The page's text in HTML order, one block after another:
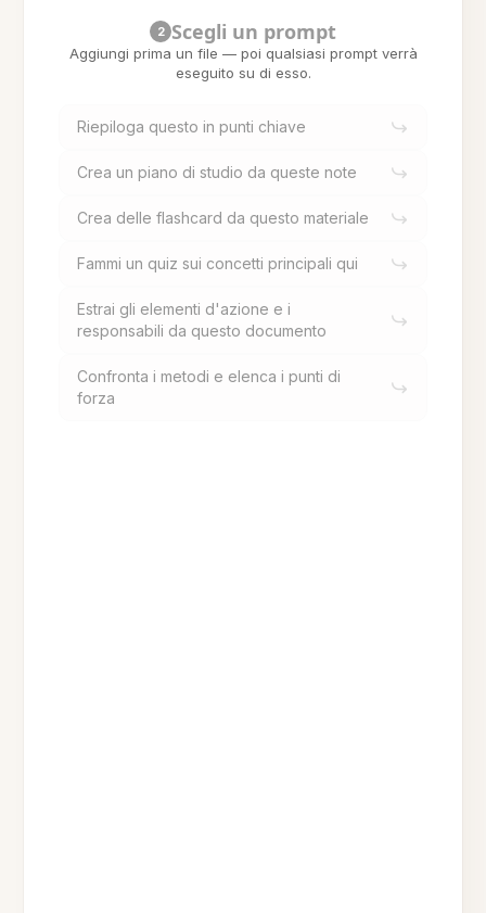
2 Scegli un prompt
Aggiungi prima un file — poi qualsiasi prompt verrà
eseguito su di esso.
Riepiloga questo in punti chiave
Crea un piano di studio da queste note
Crea delle flashcard da questo materiale
Fammi un quiz sui concetti principali qui
Estrai gli elementi d'azione e i
responsabili da questo documento
Confronta i metodi e elenca i punti di
forza